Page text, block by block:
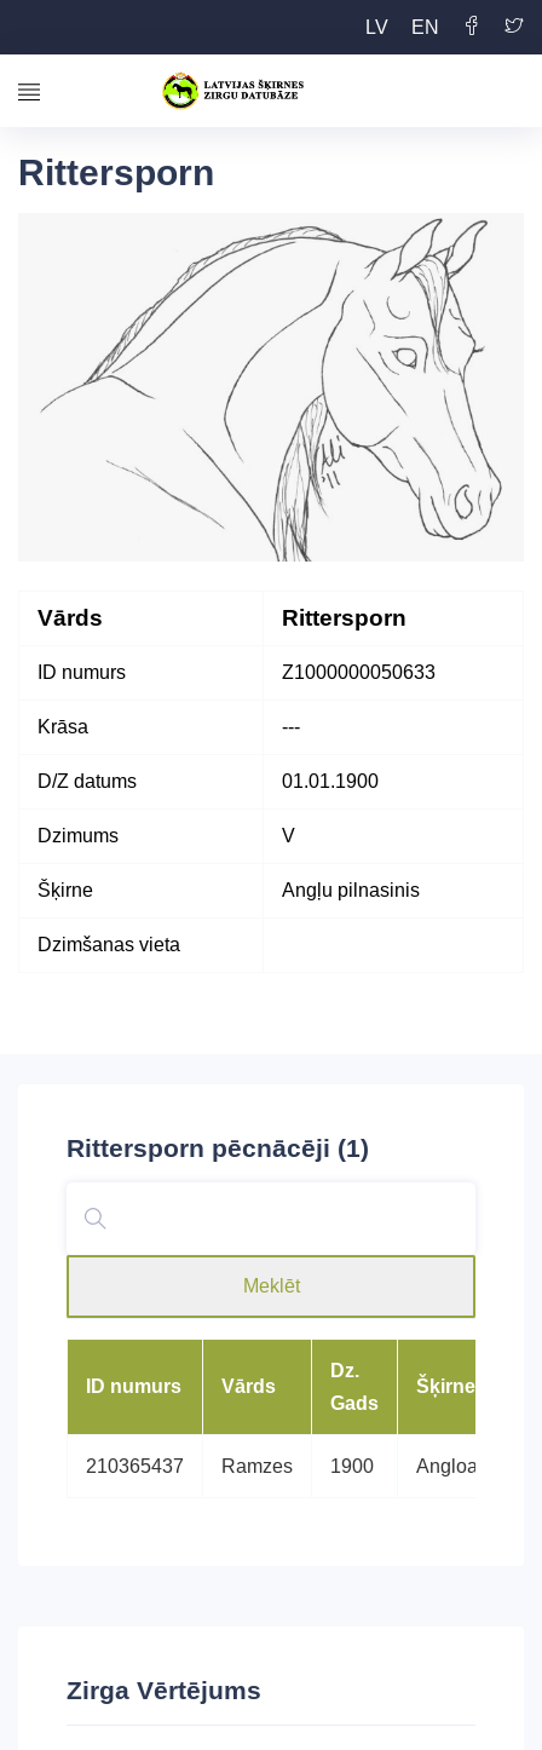
LV EN
Rittersporn
Vārds Rittersporn
ID numurs Z1000000050633
Krāsa ---
D/Z datums 01.01.1900
Dzimums V
Šķirne Angļu pilnasinis
Dzimšanas vieta
Rittersporn pēcnācēji (1)
Meklēt
ID numurs Vārds
Dz.
Gads
Šķirne
210365437 Ramzes 1900 Angloarābs
Zirga Vērtējums